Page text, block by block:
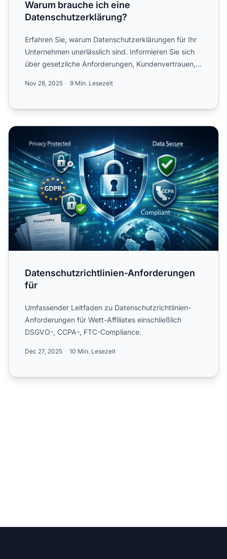
Warum brauche ich eine
Datenschutzerklärung?
Erfahren Sie, warum Datenschutzerklärungen für Ihr
Unternehmen unerlässlich sind. Informieren Sie sich
über gesetzliche Anforderungen, Kundenvertrauen,
Nov 28, 2025 9 Min. Lesezeit
Datenschutzrichtlinien-Anforderungen für
Datenschutzrichtlinien-Anforderungen
für
Umfassender Leitfaden zu Datenschutzrichtlinien-
Anforderungen für Wett-Affiliates einschließlich
DSGVO-, CCPA-, FTC-Compliance.
Dec 27, 2025 10 Min. Lesezeit